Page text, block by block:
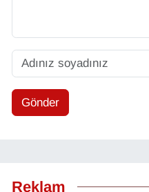
Gönder
Reklam